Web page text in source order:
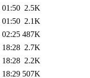
01:50 2.5K
01:50 2.1K
02:25 487K
18:28 2.7K
18:28 2.2K
18:29 507K